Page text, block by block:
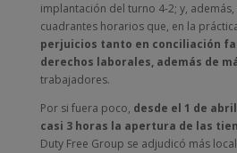
implantación del turno 4-2; y,
cuadrantes horarios que, en la
perjuicios tanto en conciliación
derechos laborales, además de
trabajadores.
Por si fuera poco, desde el 1 de
casi 3 horas la apertura de las
Duty Free Group se adjudicó más